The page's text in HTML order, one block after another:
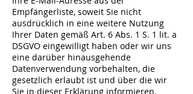
Empfängerliste, soweit Sie nicht
ausdrücklich in eine weitere Nutzung
Ihrer Daten gemäß Art. 6 Abs. 1 S. 1 lit. a
DSGVO eingewilligt haben oder wir uns
eine darüber hinausgehende
Datenverwendung vorbehalten, die
gesetzlich erlaubt ist und über die wir
Sie in dieser Erklärung informieren.